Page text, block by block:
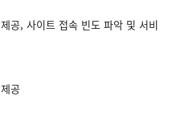
공, 사이트 접속 빈도 파악 및 서비
공